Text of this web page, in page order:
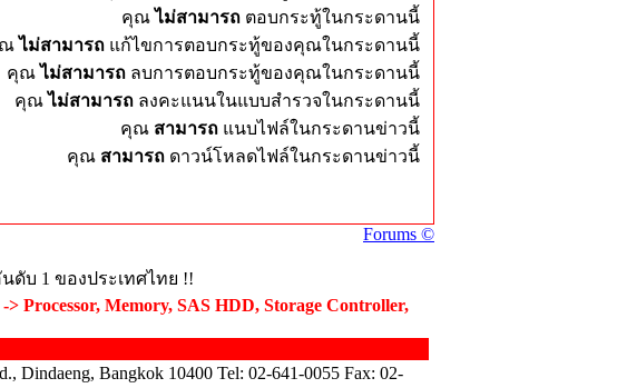
คุณไม่สามารถ ตอบกระทู้ในกระดานนี้
ไม่สามารถ แก้ไขการตอบกระทู้ของคุณในกระดานนี้
คุณไม่สามารถ ลบการตอบกระทู้ของคุณในกระดานนี้
คุณไม่สามารถ ลงคะแนนในแบบสำรวจในกระดานนี้
คุณ สามารถ แนบไฟล์ในกระดานข่าวนี้
คุณ สามารถ ดาวน์โหลดไฟล์ในกระดานข่าวนี้
Forums ©
นดับ 1 ของประเทศไทย !!
Processor, Memory, SAS HDD, Storage Controller,
Dindaeng, Bangkok 10400 Tel: 02-641-0055 Fax: 02-